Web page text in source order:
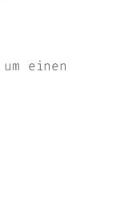
einen